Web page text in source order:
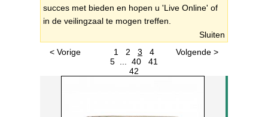
succes met bieden en hopen u 'Live Online' of
in de veilingzaal te mogen treffen.
Sluiten
< Vorige
1 2 3
4
5
40
41
42
Volgende >